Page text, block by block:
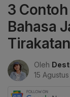
3
Bahasa
Tirakatan
Oleh
15